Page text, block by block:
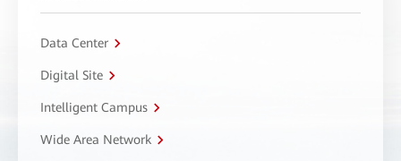
Data Center
Digital Site
Intelligent Campus
Wide Area Network